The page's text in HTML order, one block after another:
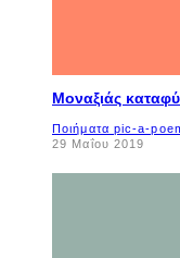
Μοναξιάς
Ποιήματα pic-a-
29 Μαΐου 2019